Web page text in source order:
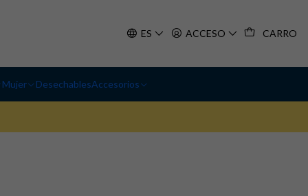
ES ACCESO CARRO
Mujer DesechablesAccesorios